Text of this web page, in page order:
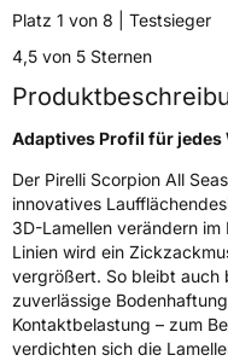
FahrzeugartPKW & SUV
Weitere Eigenschaften
SchlauchtypTL
Zustand Neureifen
M+S Ja
VerstärktXL
FelgenschutzFP
Platz 1 von 8 | Testsieger
4,5 von 5 Sternen
Adaptives Profil für jedes
Der Pirelli Scorpion All
innovatives
3D-Lamellen verändern
Linien wird ein
vergrößert. So bleibt auch
zuverlässige
Kontaktbelastung – zum
verdichten sich die